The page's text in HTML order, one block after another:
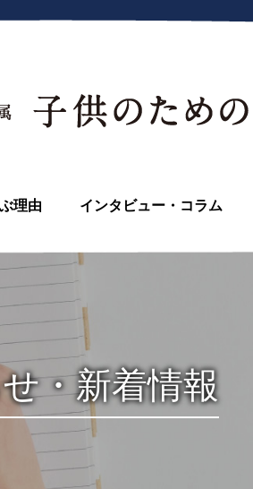
理由 インタビュー・コラム
・新着情報